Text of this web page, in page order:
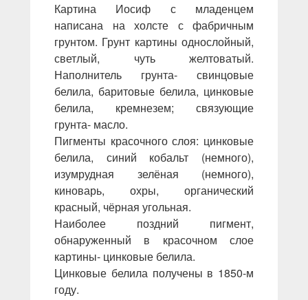
Картина Иосиф с младенцем
написана на холсте с фабричным
грунтом. Грунт картины однослойный,
светлый, чуть желтоватый.
Наполнитель грунта- свинцовые
белила, баритовые белила, цинковые
белила, кремнезем; связующие
грунта- масло.
Пигменты красочного слоя: цинковые
белила, синий кобальт (немного),
изумрудная зелёная (немного),
киноварь, охры, органический
красный, чёрная угольная.
Наиболее поздний пигмент,
обнаруженный в красочном слое
картины- цинковые белила.
Цинковые белила получены в 1850-м
году.